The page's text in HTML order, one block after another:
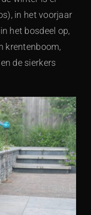
in het voorjaar
het bosdeel op,
krentenboom,
de sierkers